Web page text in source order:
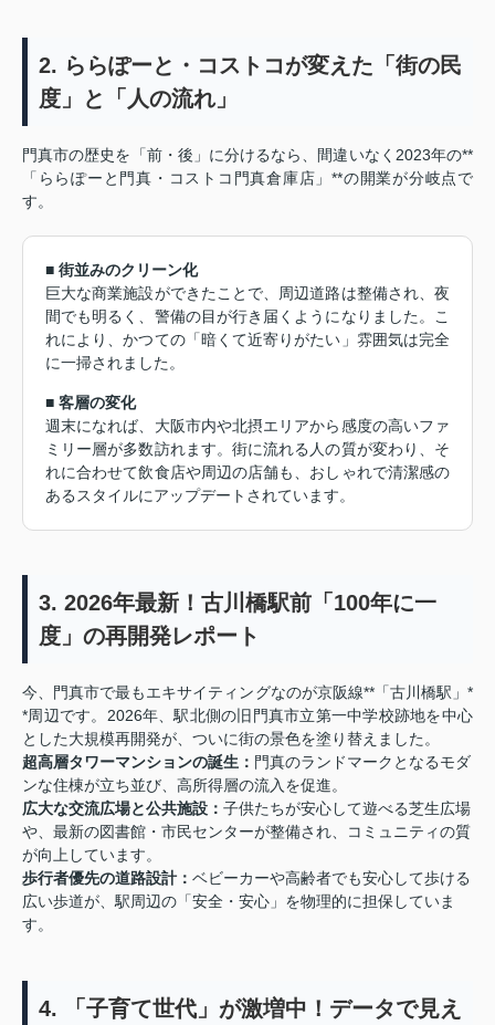
2. ららぽーと・コストコが変えた「街の民
度」と「人の流れ」
門真市の歴史を「前・後」に分けるなら、間違いなく2023年の**
「ららぽーと門真・コストコ門真倉庫店」**の開業が分岐点で
す。
■ 街並みのクリーン化
巨大な商業施設ができたことで、周辺道路は整備され、夜
間でも明るく、警備の目が行き届くようになりました。こ
れにより、かつての「暗くて近寄りがたい」雰囲気は完全
に一掃されました。
■ 客層の変化
週末になれば、大阪市内や北摂エリアから感度の高いファ
ミリー層が多数訪れます。街に流れる人の質が変わり、そ
れに合わせて飲食店や周辺の店舗も、おしゃれで清潔感の
あるスタイルにアップデートされています。
3. 2026年最新！古川橋駅前「100年に一
度」の再開発レポート
今、門真市で最もエキサイティングなのが京阪線**「古川橋駅」*
*周辺です。2026年、駅北側の旧門真市立第一中学校跡地を中心
とした大規模再開発が、ついに街の景色を塗り替えました。
超高層タワーマンションの誕生： 門真のランドマークとなるモダ
ンな住棟が立ち並び、高所得層の流入を促進。
広大な交流広場と公共施設： 子供たちが安心して遊べる芝生広場
や、最新の図書館・市民センターが整備され、コミュニティの質
が向上しています。
歩行者優先の道路設計： ベビーカーや高齢者でも安心して歩ける
広い歩道が、駅周辺の「安全・安心」を物理的に担保していま
す。
4. 「子育て世代」が激増中！データで見え